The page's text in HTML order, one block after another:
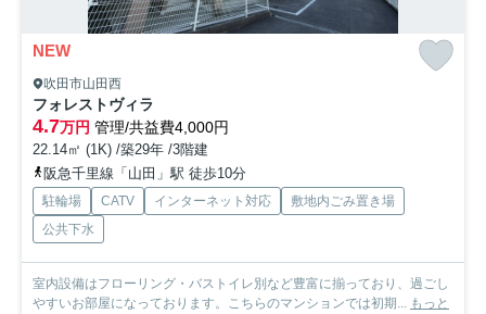
NEW
吹田市山田西
フォレストヴィラ
4.7万円 管理/共益費4,000円
22.14㎡ (1K) /築29年 /3階建
阪急千里線「山田」駅 徒歩10分
駐輪場 CATV インターネット対応
敷地内ごみ置き場
公共下水
室内設備はフローリング・バストイレ別など豊富に揃っており、過ごし
やすいお部屋になっております。こちらのマンションでは初期... もっと